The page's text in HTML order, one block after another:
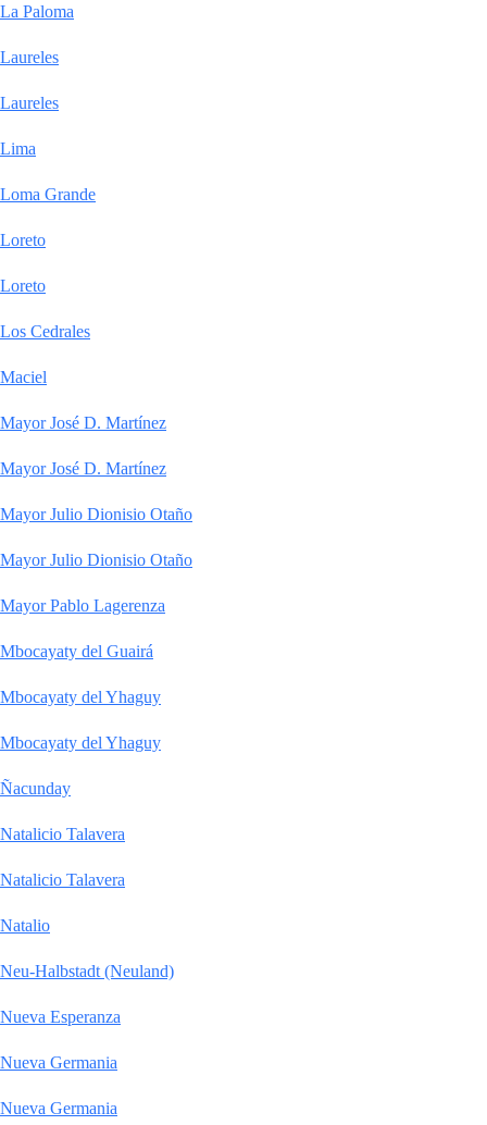
La Paloma
Laureles
Laureles
Lima
Loma Grande
Loreto
Loreto
Los Cedrales
Maciel
Mayor José D. Martínez
Mayor José D. Martínez
Mayor Julio Dionisio Otaño
Mayor Julio Dionisio Otaño
Mayor Pablo Lagerenza
Mbocayaty del Guairá
Mbocayaty del Yhaguy
Mbocayaty del Yhaguy
Ñacunday
Natalicio Talavera
Natalicio Talavera
Natalio
Neu-Halbstadt (Neuland)
Nueva Esperanza
Nueva Germania
Nueva Germania